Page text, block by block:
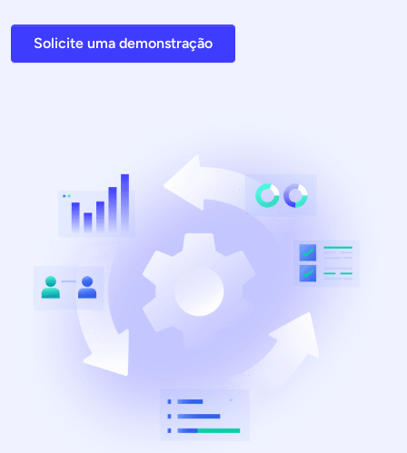
Solicite uma demonstração